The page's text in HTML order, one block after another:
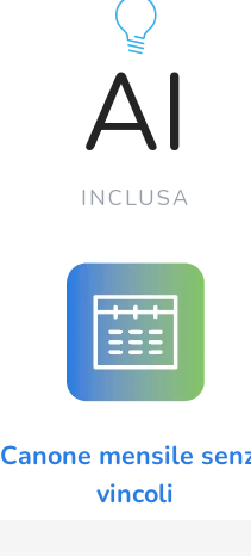
AI
INCLUSA
Canone mensile
vincoli